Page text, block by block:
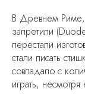
В Древнем Риме,
запретили
перестали
стали писать
совпадало с
играть, несмотря